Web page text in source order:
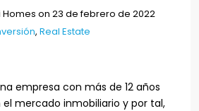
Homes on 23 de febrero de 2022
, Real Estate
empresa con más de 12 años
mercado inmobiliario y por tal,